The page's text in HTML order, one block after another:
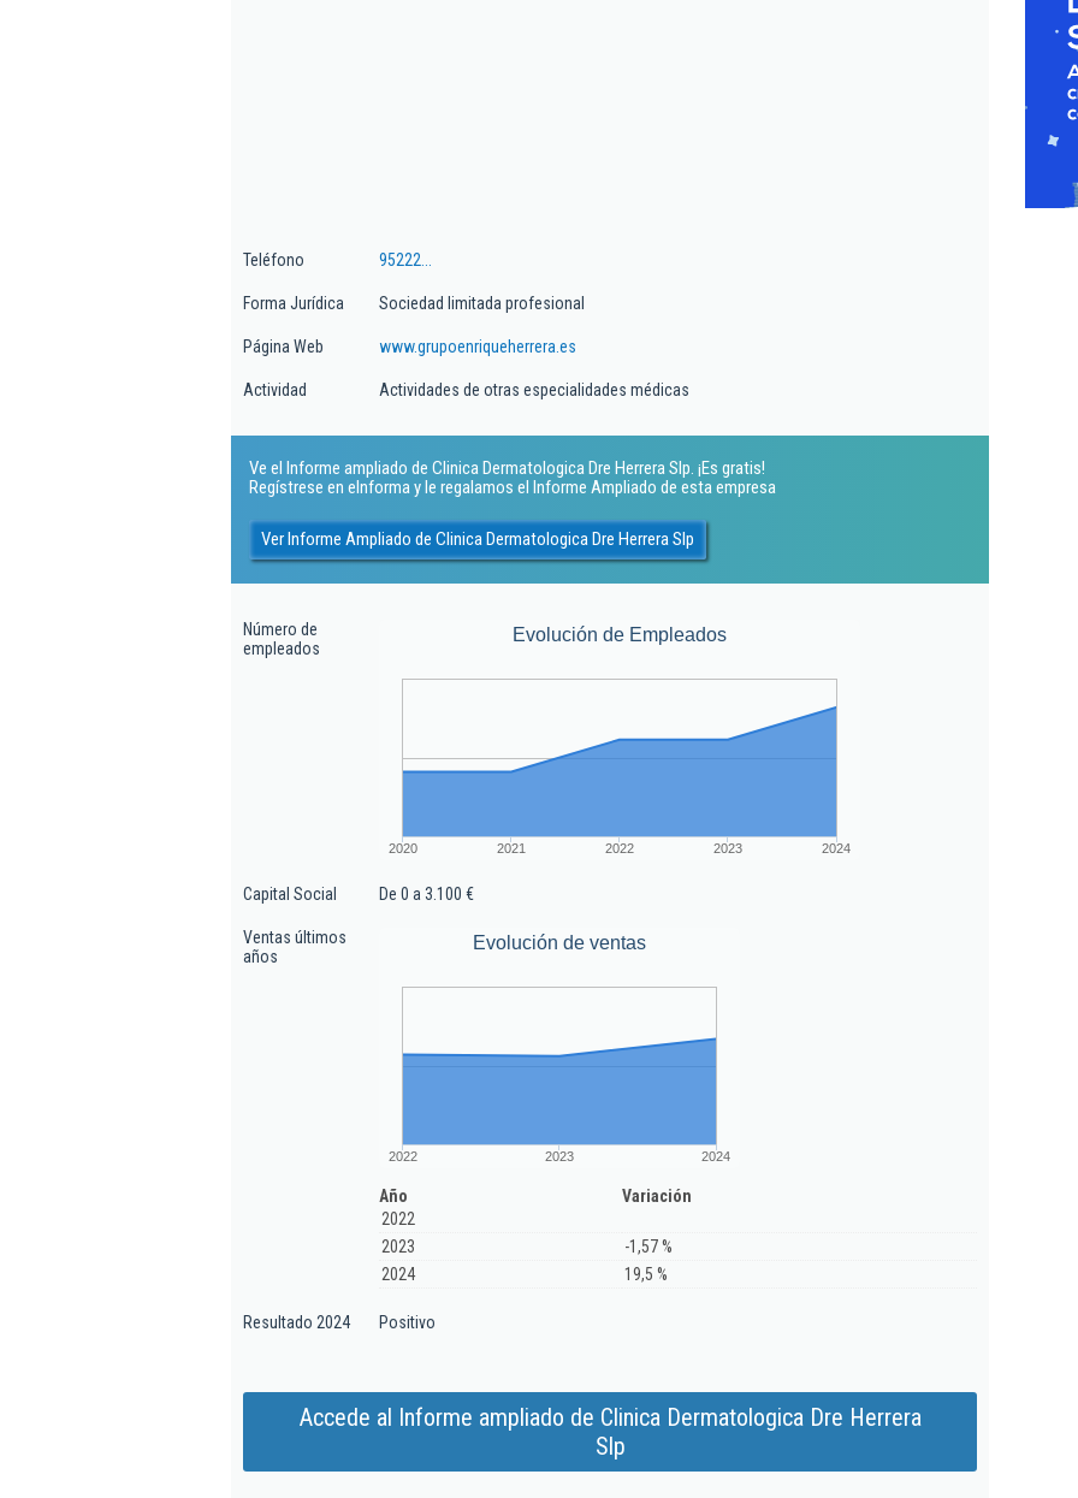
Teléfono 95222...
Forma Jurídica Sociedad limitada profesional
Página Web www.grupoenriqueherrera.es
Actividad Actividades de otras especialidades médicas
Ve el Informe ampliado de Clinica Dermatologica Dre Herrera Slp. ¡Es gratis!
Regístrese en eInforma y le regalamos el Informe Ampliado de esta empresa
Ver Informe Ampliado de Clinica Dermatologica Dre Herrera Slp
Número de
empleados
Evolución de Empleados
2020 2021 2022 2023 2024
Capital Social De 0 a 3.100 €
Ventas últimos
años
Evolución de ventas
2022 2023 2024
Año
Variación
2022
2023
-1,57 %
2024
19,5 %
Resultado 2024 Positivo
Accede al Informe ampliado de Clinica Dermatologica Dre Herrera
Slp